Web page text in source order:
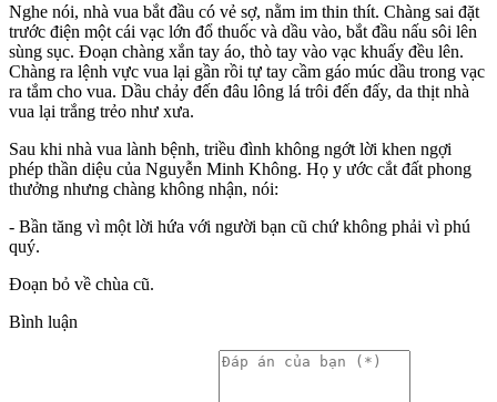
Nghe nói, nhà vua bắt đầu có vẻ sợ, nằm im thin thít. Chàng sai đặt
trước điện một cái vạc lớn đổ thuốc và dầu vào, bắt đầu nấu sôi lên
sùng sục. Đoạn chàng xắn tay áo, thò tay vào vạc khuấy đều lên.
Chàng ra lệnh vực vua lại gần rồi tự tay cầm gáo múc dầu trong vạc
ra tắm cho vua. Dầu chảy đến đâu lông lá trôi đến đấy, da thịt nhà
vua lại trắng trẻo như xưa.
Sau khi nhà vua lành bệnh, triều đình không ngớt lời khen ngợi
phép thần diệu của Nguyễn Minh Không. Họ y ước cắt đất phong
thưởng nhưng chàng không nhận, nói:
- Bần tăng vì một lời hứa với người bạn cũ chứ không phải vì phú
quý.
Đoạn bỏ về chùa cũ.
Bình luận